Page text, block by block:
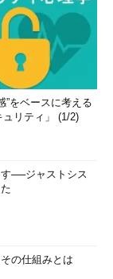
”をベースに考える
ュリティ」 (1/2)
す──ジャストシス
の仕組みとは